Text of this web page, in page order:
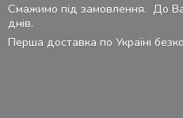
Смажимо під замовлення. До
днів.
Перша доставка по Україні